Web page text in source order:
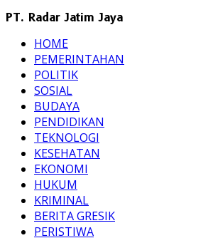
PT. Radar Jatim Jaya
HOME
PEMERINTAHAN
POLITIK
SOSIAL
BUDAYA
PENDIDIKAN
TEKNOLOGI
KESEHATAN
EKONOMI
HUKUM
KRIMINAL
BERITA GRESIK
PERISTIWA